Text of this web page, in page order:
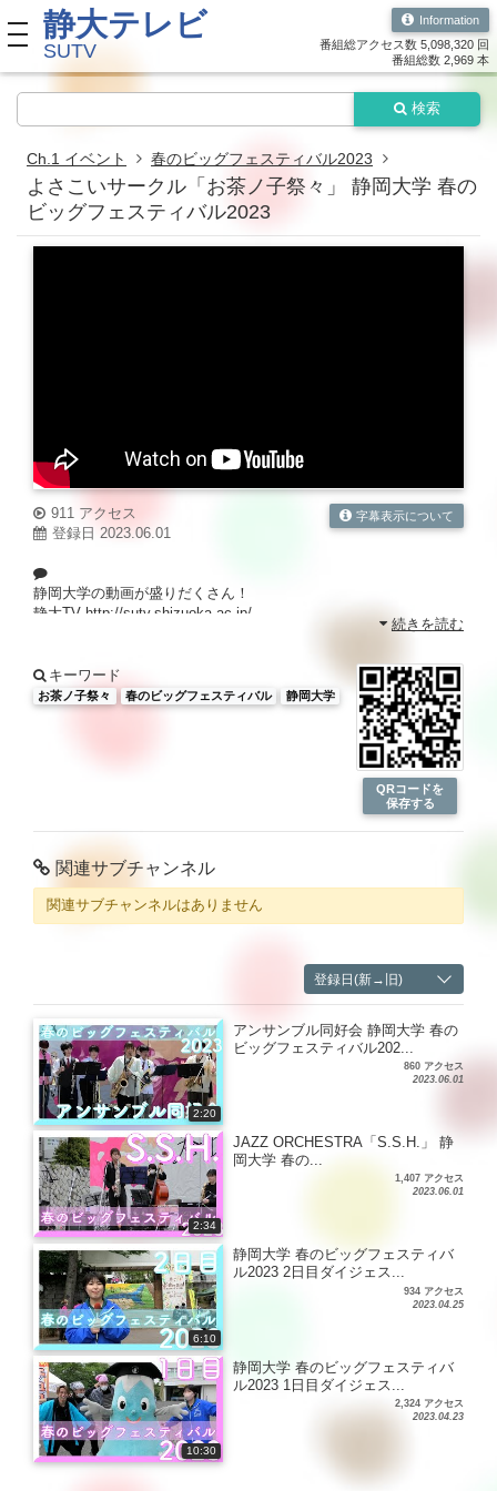
toggle navigation
静大テレビ
SUTV
Information
番組総アクセス数 5,098,320 回
番組総数 2,969 本
検索
Ch.1 イベント 春のビッグフェスティバル2023
よさこいサークル「お茶ノ子祭々」 静岡大学 春の
ビッグフェスティバル2023
911 アクセス
登録日 2023.06.01
字幕表示について
静岡大学の動画が盛りだくさん！
静大TV http://sutv.shizuoka.ac.jp/
続きを読む
キーワード
お茶ノ子祭々 春のビッグフェスティバル 静岡大学
QRコードを
保存する
関連サブチャンネル
関連サブチャンネルはありません
登録日(新→旧)
2:20
アンサンブル同好会 静岡大学 春の
ビッグフェスティバル202...
860 アクセス
2023.06.01
2:34
JAZZ ORCHESTRA「S.S.H.」 静
岡大学 春の...
1,407 アクセス
2023.06.01
6:10
静岡大学 春のビッグフェスティバ
ル2023 2日目ダイジェス...
934 アクセス
2023.04.25
10:30
静岡大学 春のビッグフェスティバ
ル2023 1日目ダイジェス...
2,324 アクセス
2023.04.23